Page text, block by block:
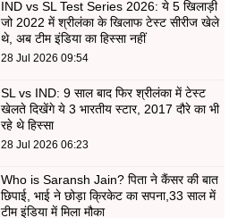
IND vs SL Test Series 2026: ये 5 खिलाड़ी
जो 2022 में श्रीलंका के खिलाफ टेस्ट सीरीज खेले
थे, अब टीम इंडिया का हिस्सा नहीं
28 Jul 2026 09:54
SL vs IND: 9 साल बाद फिर श्रीलंका में टेस्ट
खेलते दिखेंगे ये 3 भारतीय स्टार, 2017 दौरे का भी
रहे थे हिस्सा
28 Jul 2026 06:23
Who is Saransh Jain? पिता ने कैंसर की बात
छिपाई, भाई ने छोड़ा क्रिकेट का सपना,33 साल में
टीम इंडिया में मिला मौका